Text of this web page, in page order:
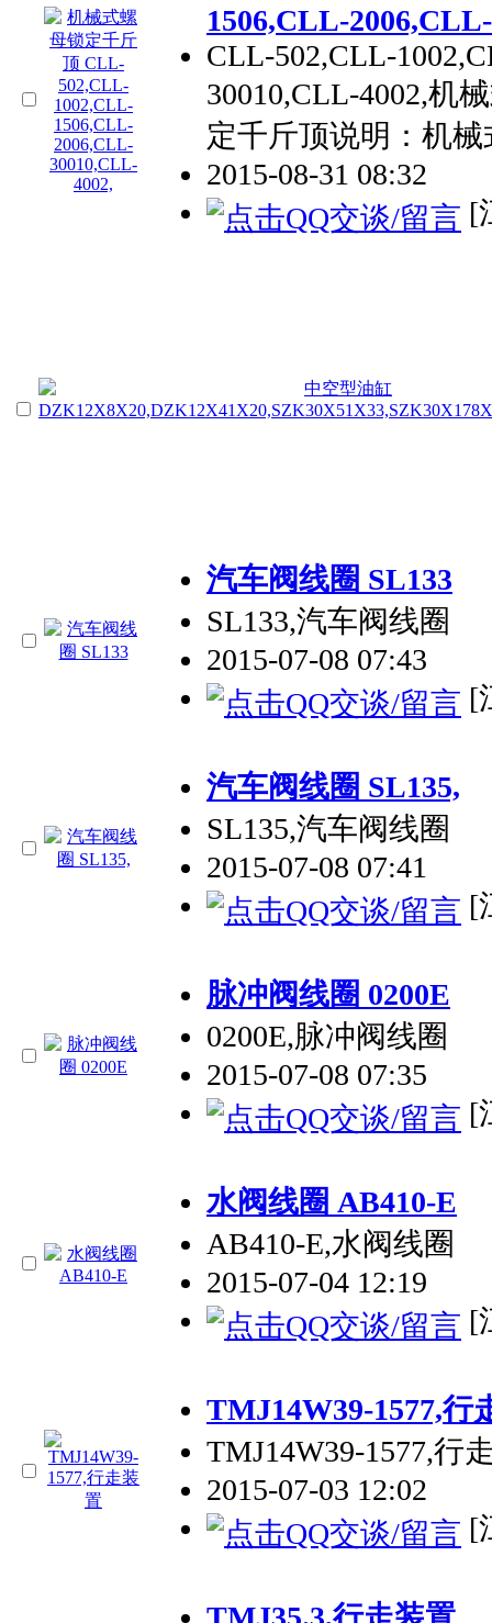
1506,CLL-
CLL-502,CLL-
30010,CLL-4002,机
定千斤顶说明：机
2015-08-31 08:32
[
汽车阀线圈 SL133
SL133,汽车阀线圈
2015-07-08 07:43
[
汽车阀线圈 SL135,
SL135,汽车阀线圈
2015-07-08 07:41
[
脉冲阀线圈 0200E
0200E,脉冲阀线圈
2015-07-08 07:35
[
水阀线圈 AB410-E
AB410-E,水阀线圈
2015-07-04 12:19
[
TMJ14W39-1577,行
TMJ14W39-1577,行
2015-07-03 12:02
[